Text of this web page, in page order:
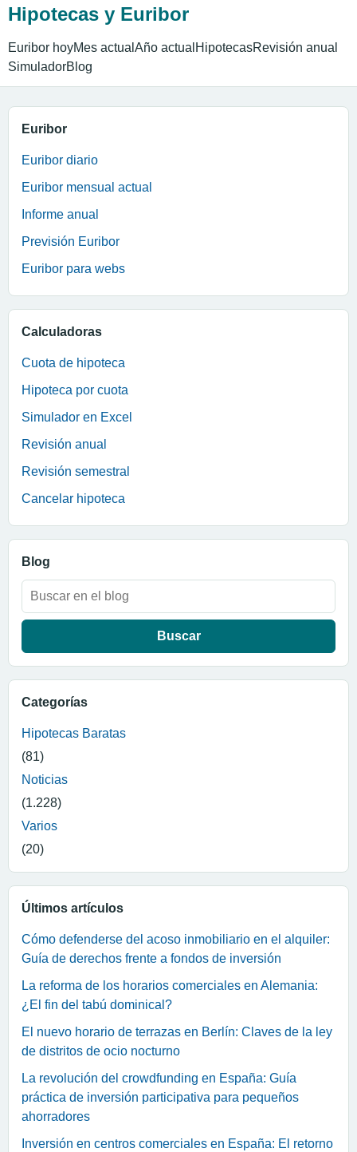
Hipotecas y Euribor
Euribor hoyMes actual Año actual HipotecasRevisión anual
SimuladorBlog
Euribor
Euribor diario
Euribor mensual actual
Informe anual
Previsión Euribor
Euribor para webs
Calculadoras
Cuota de hipoteca
Hipoteca por cuota
Simulador en Excel
Revisión anual
Revisión semestral
Cancelar hipoteca
Blog
Buscar:
Categorías
Hipotecas Baratas
(81)
Noticias
(1.228)
Varios
(20)
Últimos artículos
Cómo defenderse del acoso inmobiliario en el alquiler:
Guía de derechos frente a fondos de inversión
La reforma de los horarios comerciales en Alemania:
¿El fin del tabú dominical?
El nuevo horario de terrazas en Berlín: Claves de la ley
de distritos de ocio nocturno
La revolución del crowdfunding en España: Guía
práctica de inversión participativa para pequeños
ahorradores
Inversión en centros comerciales en España: El retorno